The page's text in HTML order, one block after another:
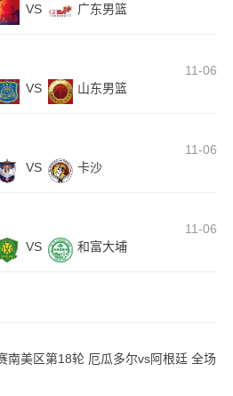
VS 广东男篮
11-06
VS 山东男篮
11-06
VS 卡沙
11-06
VS 和富大埔
美区第18轮 厄瓜多尔vs阿根廷 全场录